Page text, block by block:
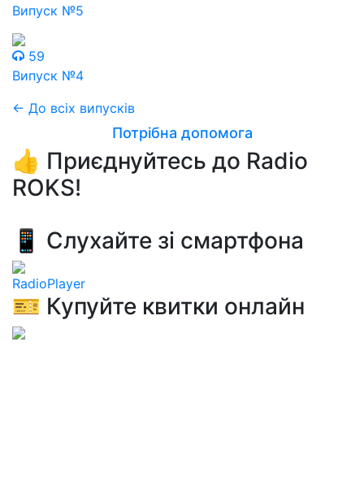
Випуск №5
59
Випуск №4
← До всіх випусків
Потрібна допомога
👍 Приєднуйтесь до Radio
ROKS!
📱 Слухайте зі смартфона
RadioPlayer
🎫 Купуйте квитки онлайн